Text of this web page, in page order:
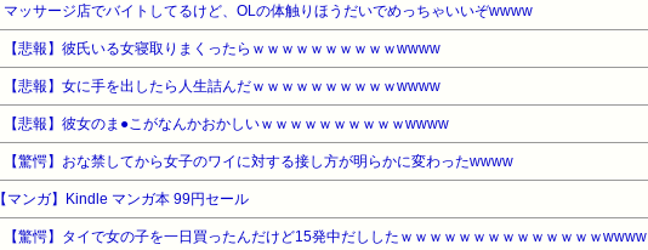
マッサージ店でバイトしてるけど、OLの体触りほうだいでめっちゃいいぞwwww
【悲報】彼氏いる女寝取りまくったらｗｗｗｗｗｗｗｗｗｗwwww
【悲報】女に手を出したら人生詰んだｗｗｗｗｗｗｗｗｗｗwwww
【悲報】彼女のま●こがなんかおかしいｗｗｗｗｗｗｗｗｗｗwwww
【驚愕】おな禁してから女子のワイに対する接し方が明らかに変わったwwww
【マンガ】Kindle マンガ本 99円セール
【驚愕】タイで女の子を一日買ったんだけど15発中だししたｗｗｗｗｗｗｗｗｗｗｗｗｗｗwwww